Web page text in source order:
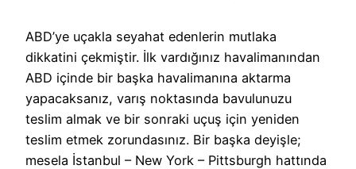
ABD’ye uçakla seyahat edenlerin mutlaka
dikkatini çekmiştir. İlk vardığınız havalimanından
ABD içinde bir başka havalimanına aktarma
yapacaksanız, varış noktasında bavulunuzu
teslim almak ve bir sonraki uçuş için yeniden
teslim etmek zorundasınız. Bir başka deyişle;
mesela İstanbul – New York – Pittsburgh hattında